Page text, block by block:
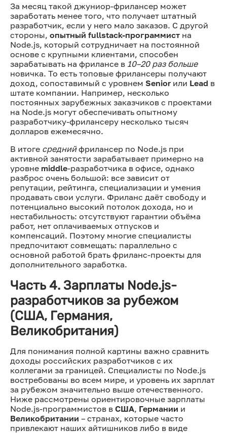
За месяц такой джуниор-фрилансер может
заработать менее того, что получает штатный
разработчик, если у него мало заказов. С другой
стороны, опытный fullstack-программист на
Node.js, который сотрудничает на постоянной
основе с крупными клиентами, способен
зарабатывать на фрилансе в 10–20 раз больше
новичка. То есть топовые фрилансеры получают
доход, сопоставимый с уровнем Senior или Lead в
штате компании. Например, несколько
постоянных зарубежных заказчиков с проектами
на Node.js могут обеспечивать опытному
разработчику-фрилансеру несколько тысяч
долларов ежемесячно.
В итоге среднийфрилансер по Node.js при
активной занятости зарабатывает примерно на
уровне middle-разработчика в офисе, однако
разброс очень большой: все зависит от
репутации, рейтинга, специализации и умения
продавать свои услуги. Фриланс даёт свободу и
потенциально высокий потолок дохода, но и
нестабильность: отсутствуют гарантии объёма
работ, нет оплачиваемых отпусков и
компенсаций. Поэтому многие специалисты
предпочитают совмещать: параллельно с
основной работой брать фриланс-проекты для
дополнительного заработка.
Часть 4. Зарплаты Node.js-
разработчиков за рубежом
(США, Германия,
Великобритания)
Для понимания полной картины важно сравнить
доходы российских разработчиков с их
коллегами за границей. Специалисты по Node.js
востребованы во всем мире, и уровень их зарплат
за рубежом значительно выше отечественного.
Ниже рассмотрены ориентировочные зарплаты
Node.js-программистов в США, Германии и
Великобритании – странах, которые часто
привлекают наших айтишников либо в виде